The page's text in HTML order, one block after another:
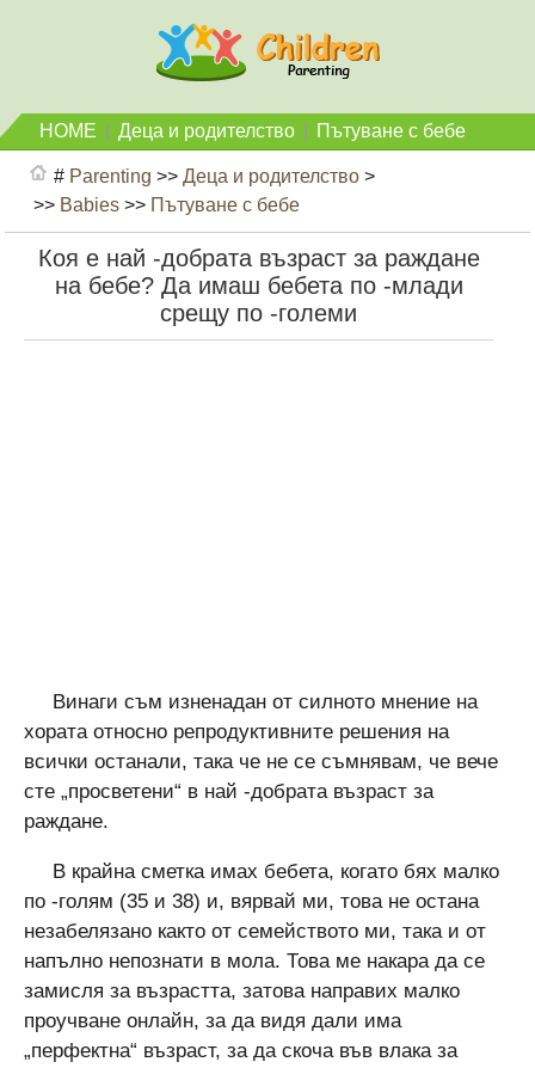
HOME Деца и родителство Пътуване с бебе
# Parenting >>Деца и родителство >
>> Babies >> Пътуване с бебе
Коя е най -добрата възраст за раждане
на бебе? Да имаш бебета по -млади
срещу по -големи
Винаги съм изненадан от силното мнение на
хората относно репродуктивните решения на
всички останали, така че не се съмнявам, че вече
сте „просветени“ в най -добрата възраст за
раждане.
В крайна сметка имах бебета, когато бях малко
по -голям (35 и 38) и, вярвай ми, това не остана
незабелязано както от семейството ми, така и от
напълно непознати в мола. Това ме накара да се
замисля за възрастта, затова направих малко
проучване онлайн, за да видя дали има
„перфектна“ възраст, за да скоча във влака за